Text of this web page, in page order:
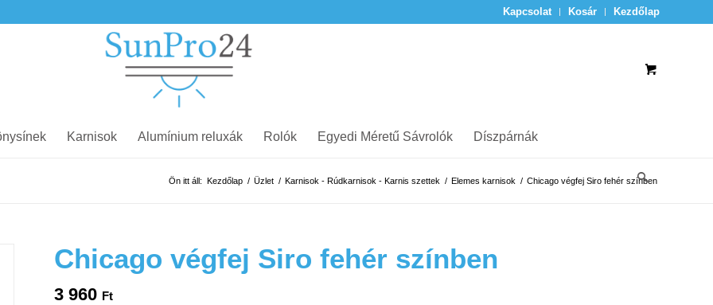
Kapcsolat Kosár Kezdőlap
Karnisok Alumínium reluxák Rolók Egyedi Méretű Sávrolók Díszpárnák
Ön itt áll: Kezdőlap / Üzlet / Karnisok - Rúdkarnisok - Karnis szettek / Elemes karnisok / Chicago végfej Siro fehér színben
Chicago végfej Siro fehér színben
3 960 Ft